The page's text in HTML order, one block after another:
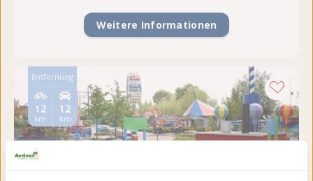
Weitere Informationen
Entfernung
12
km
12
km